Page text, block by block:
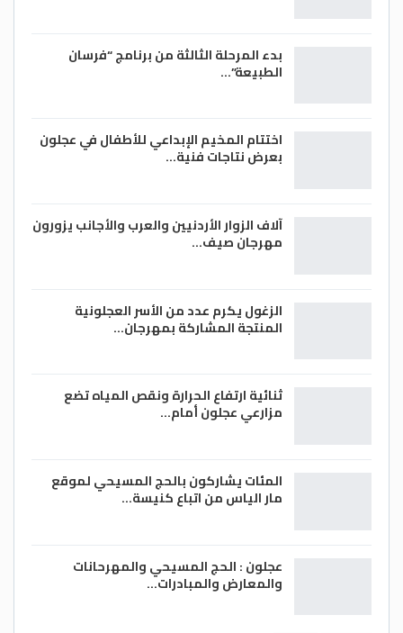
بدء المرحلة الثالثة من برنامج “فرسان
الطبيعة”…
اختتام المخيم الإبداعي للأطفال في عجلون
بعرض نتاجات فنية…
آلاف الزوار الأردنيين والعرب والأجانب يزورون
مهرجان صيف…
الزغول يكرم عدد من الأسر العجلونية
المنتجة المشاركة بمهرجان…
ثنائية ارتفاع الحرارة ونقص المياه تضع
مزارعي عجلون أمام…
المئات يشاركون بالحج المسيحي لموقع
مار الياس من اتباع كنيسة…
عجلون : الحج المسيحي والمهرحانات
والمعارض والمبادرات…